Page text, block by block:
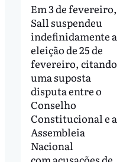
Em 3 de fevereiro,
Sall suspendeu
indefinidamente a
eleição de 25 de
fevereiro, citando
uma suposta
disputa entre o
Conselho
Constitucional e a
Assembleia
Nacional